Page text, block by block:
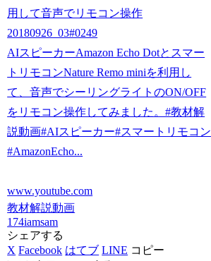
用して音声でリモコン操作
20180926_03#0249
AIスピーカーAmazon Echo Dotとスマー
トリモコンNature Remo miniを利用し
て、音声でシーリングライトのON/OFF
をリモコン操作してみました。#教材解
説動画#AIスピーカー#スマートリモコン
#AmazonEcho...
www.youtube.com
教材解説動画
174iamsam
シェアする
X Facebook はてブ LINE コピー